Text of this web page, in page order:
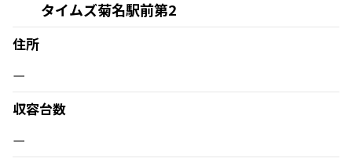
タイムズ菊名駅前第2
住所
ー
収容台数
ー